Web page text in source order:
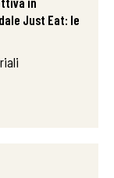
Just Eat: le